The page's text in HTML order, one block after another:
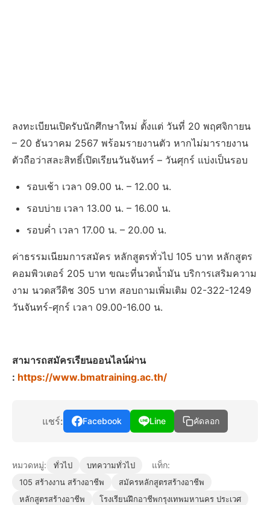
ลงทะเบียนเปิดรับนักศึกษาใหม่ ตั้งแต่ วันที่ 20 พฤศจิกายน
– 20 ธันวาคม 2567 พร้อมรายงานตัว หากไม่มารายงาน
ตัวถือว่าสละสิทธิ์เปิดเรียนวันจันทร์ – วันศุกร์ แบ่งเป็นรอบ
รอบเช้า เวลา 09.00 น. – 12.00 น.
รอบบ่าย เวลา 13.00 น. – 16.00 น.
รอบค่ำ เวลา 17.00 น. – 20.00 น.
ค่าธรรมเนียมการสมัคร หลักสูตรทั่วไป 105 บาท หลักสูตร
คอมพิวเตอร์ 205 บาท ขณะที่นวดน้ำมัน บริการเสริมความ
งาม นวดสวีดิช 305 บาท สอบถามเพิ่มเติม 02-322-1249
วันจันทร์-ศุกร์ เวลา 09.00-16.00 น.
สามารถสมัครเรียนออนไลน์ผ่าน
: https://www.bmatraining.ac.th/
แชร์: Facebook Line คัดลอก
หมวดหมู่: ทั่วไป บทความทั่วไป แท็ก:
105 สร้างงาน สร้างอาชีพ
สมัครหลักสูตรสร้างอาชีพ
หลักสูตรสร้างอาชีพ
โรงเรียนฝึกอาชีพกรุงเทพมหานคร ประเวศ